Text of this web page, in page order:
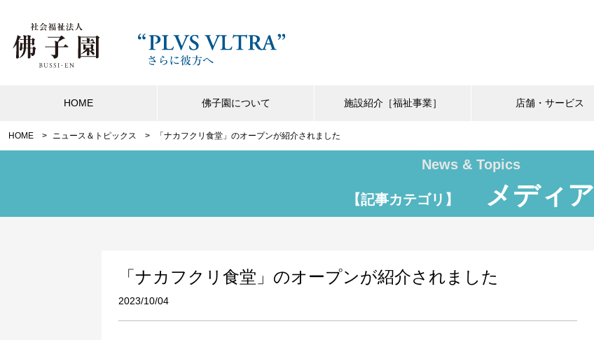
HOME 佛子園について 施設紹介［福祉事業］ 店舗・サービス
HOME ニュース＆トピックス 「ナカフクリ食堂」のオープンが紹介されました
News & Topics
【記事カテゴリ】 メディア
「ナカフクリ食堂」のオープンが紹介されました
2023/10/04